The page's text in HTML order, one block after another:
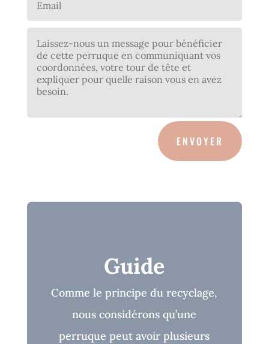
ENVOYER
Guide
Comme le principe du recyclage,
nous considérons qu’une
perruque peut avoir plusieurs